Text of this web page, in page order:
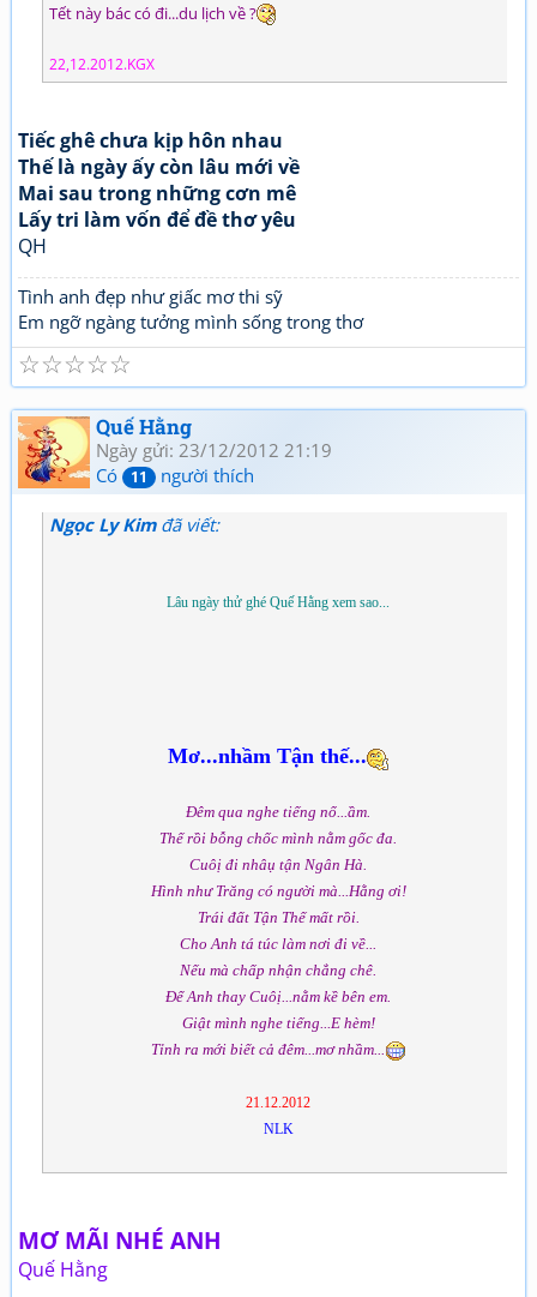
Tết này bác có đi...du lịch về ?
22,12.2012.KGX
Tiếc ghê chưa kịp hôn nhau
Thế là ngày ấy còn lâu mới về
Mai sau trong những cơn mê
Lấy tri làm vốn để đề thơ yêu
QH
Tình anh đẹp như giấc mơ thi sỹ
Em ngỡ ngàng tưởng mình sống trong thơ
☆
☆
☆
☆
☆
Quế Hằng
Ngày gửi: 23/12/2012 21:19
Có
11 người thích
Ngọc Ly Kimđã viết:
Lâu ngày thử ghé Quế Hằng xem sao...
Mơ...nhầm Tận thế...
Đêm qua nghe tiếng nổ...ầm.
Thế rồi bỗng chốc mình nằm gốc đa.
Cuôị đi nhâụ tận Ngân Hà.
Hình như Trăng có người mà...Hằng ơi!
Trái đất Tận Thế mất rồi.
Cho Anh tá túc làm nơi đi về...
Nếu mà chấp nhận chẳng chê.
Để Anh thay Cuôị...nằm kề bên em.
Giật mình nghe tiếng...E hèm!
Tỉnh ra mới biết cả đêm...mơ nhầm...
21.12.2012
NLK
MƠ MÃI NHÉ ANH
Quế Hằng